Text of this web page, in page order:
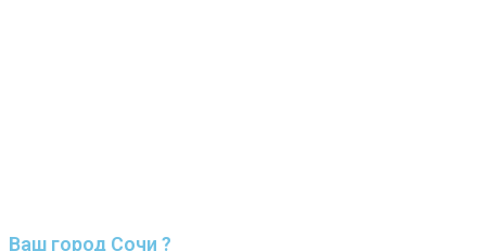
Ваш город Сочи ?